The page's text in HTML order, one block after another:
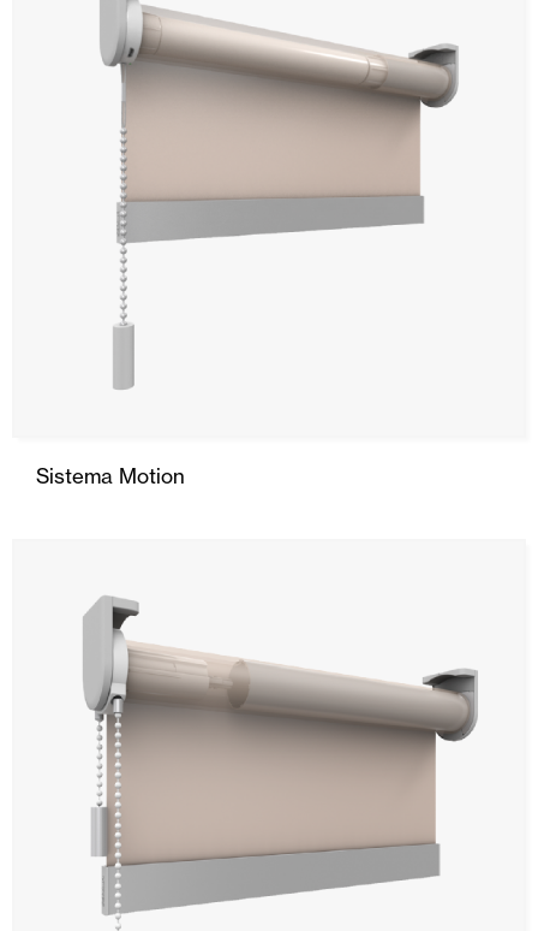
Puertas de garaje y comerciales
Motores, automatismos y Smart Home
Sistema Motion